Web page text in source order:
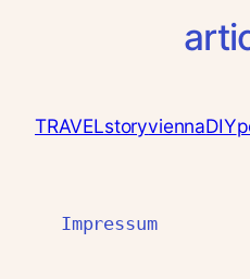
TRAVELstoryviennaDIY
Impressum